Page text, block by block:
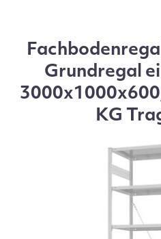
Grundregal
KG